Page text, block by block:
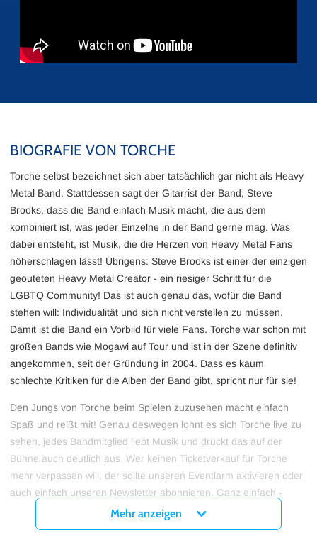
BIOGRAFIE VON TORCHE
Torche selbst bezeichnet sich aber tatsächlich gar nicht als Heavy
Metal Band. Stattdessen sagt der Gitarrist der Band, Steve
Brooks, dass die Band einfach Musik macht, die aus dem
kombiniert ist, was jeder Einzelne in der Band gerne mag. Was
dabei entsteht, ist Musik, die die Herzen von Heavy Metal Fans
höherschlagen lässt! Übrigens: Steve Brooks ist einer der einzigen
geouteten Heavy Metal Creator - ein riesiger Schritt für die
LGBTQ Community! Das ist auch genau das, wofür die Band
stehen will: Individualität und sich nicht verstellen zu müssen.
Damit ist die Band ein Vorbild für viele Fans. Torche war schon mit
großen Bands wie Mogawi auf Tour und ist in der Szene definitiv
angekommen, seit der Gründung in 2004. Dass es kaum
schlechte Kritiken für die Alben der Band gibt, spricht nur für sie!
Den Jungs von Torche beim Spielen zuzusehen macht einfach
Spaß und reißt mit! Genau deswegen lohnt es sich Torche live zu
sehen, jedes Bandmitglied liebt Musik und drückt das auf der
Bühne auch deutlich aus. Wer keinen Ticketverkauf für Torche
mehr verpassen will, der sollte unseren Eventlarm aktivieren oder
auch einfach unseren Newsletter abonnieren. Ganz einfach -
keine Torche Tickets mehr verpassen und immer auf dem neusten
Stand sein!
Mehr anzeigen